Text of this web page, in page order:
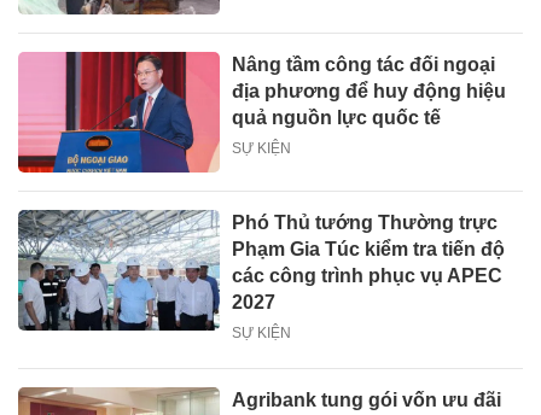
Nâng tầm công tác đối ngoại
địa phương để huy động hiệu
quả nguồn lực quốc tế
SỰ KIỆN
Phó Thủ tướng Thường trực
Phạm Gia Túc kiểm tra tiến độ
các công trình phục vụ APEC
2027
SỰ KIỆN
Agribank tung gói vốn ưu đãi